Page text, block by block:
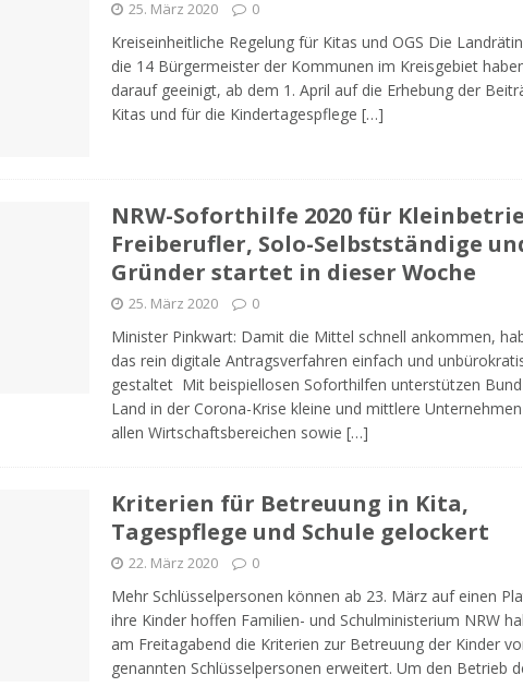
25. März 2020 0
Kreiseinheitliche Regelung für Kitas und OGS Die
die 14 Bürgermeister der Kommunen im Kreisgebiet
darauf geeinigt, ab dem 1. April auf die Erhebung der
Kitas und für die Kindertagespflege […]
NRW-Soforthilfe 2020 für
Freiberufler, Solo-Selbstständige
Gründer startet in dieser Woche
25. März 2020 0
Minister Pinkwart: Damit die Mittel schnell ankommen,
das rein digitale Antragsverfahren einfach und
gestaltet Mit beispiellosen Soforthilfen unterstützen
Land in der Corona-Krise kleine und mittlere
allen Wirtschaftsbereichen sowie […]
Kriterien für Betreuung in Kita,
Tagespflege und Schule gelockert
22. März 2020 0
Mehr Schlüsselpersonen können ab 23. März auf einen
ihre Kinder hoffen Familien- und Schulministerium NRW
am Freitagabend die Kriterien zur Betreuung der Kinder
genannten Schlüsselpersonen erweitert. Um den Betrieb